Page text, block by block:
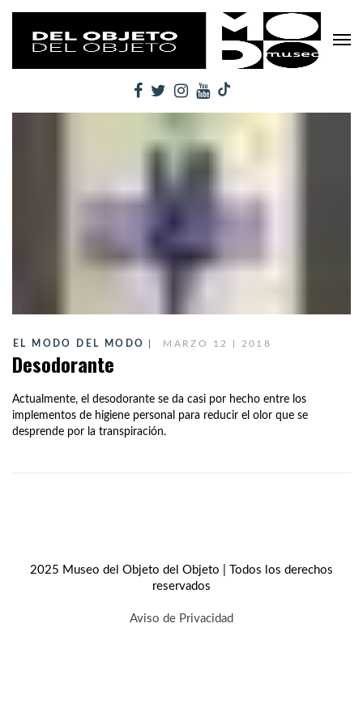
EL MODO DEL MODO MARZO 12 | 2018
Desodorante
Actualmente, el desodorante se da casi por hecho entre los
implementos de higiene personal para reducir el olor que se
desprende por la transpiración.
2025 Museo del Objeto del Objeto | Todos los derechos
reservados
Aviso de Privacidad